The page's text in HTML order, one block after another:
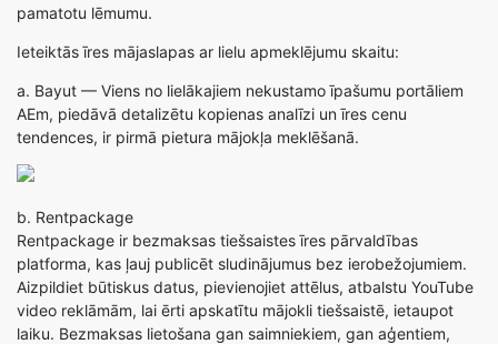
pamatotu lēmumu.
Ieteiktās īres mājaslapas ar lielu apmeklējumu skaitu:
a. Bayut — Viens no lielākajiem nekustamo īpašumu portāliem
AEm, piedāvā detalizētu kopienas analīzi un īres cenu
tendences, ir pirmā pietura mājokļa meklēšanā.
b. Rentpackage
Rentpackage ir bezmaksas tiešsaistes īres pārvaldības
platforma, kas ļauj publicēt sludinājumus bez ierobežojumiem.
Aizpildiet būtiskus datus, pievienojiet attēlus, atbalstu YouTube
video reklāmām, lai ērti apskatītu mājokli tiešsaistē, ietaupot
laiku. Bezmaksas lietošana gan saimniekiem, gan aģentiem,